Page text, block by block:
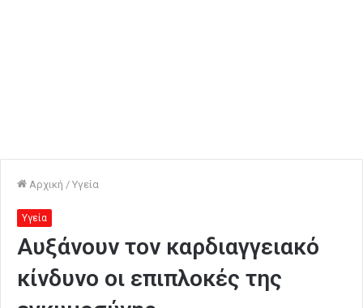
Αρχική / Υγεία
Υγεία
Αυξάνουν τον καρδιαγγειακό
κίνδυνο οι επιπλοκές της